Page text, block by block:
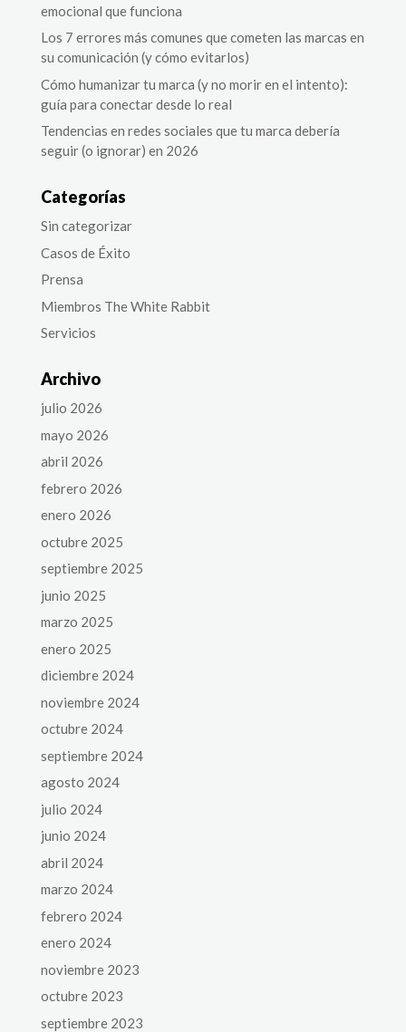
emocional que funciona
Los 7 errores más comunes que cometen las marcas en
su comunicación (y cómo evitarlos)
Cómo humanizar tu marca (y no morir en el intento):
guía para conectar desde lo real
Tendencias en redes sociales que tu marca debería
seguir (o ignorar) en 2026
Categorías
Sin categorizar
Casos de Éxito
Prensa
Miembros The White Rabbit
Servicios
Archivo
julio 2026
mayo 2026
abril 2026
febrero 2026
enero 2026
octubre 2025
septiembre 2025
junio 2025
marzo 2025
enero 2025
diciembre 2024
noviembre 2024
octubre 2024
septiembre 2024
agosto 2024
julio 2024
junio 2024
abril 2024
marzo 2024
febrero 2024
enero 2024
noviembre 2023
octubre 2023
septiembre 2023